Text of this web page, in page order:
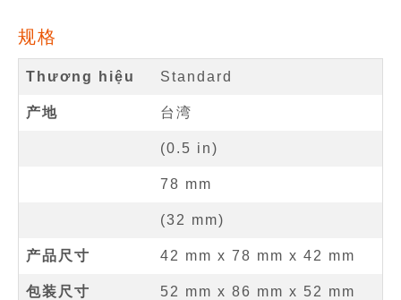
规格
Thương hiệu Standard
产地 台湾
(0.5 in)
78 mm
(32 mm)
产品尺寸 42 mm x 78 mm x 42 mm
包装尺寸 52 mm x 86 mm x 52 mm